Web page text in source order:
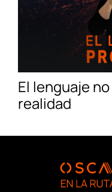
El lenguaje
realidad